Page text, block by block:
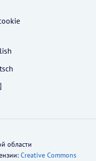
области
Creative Commons